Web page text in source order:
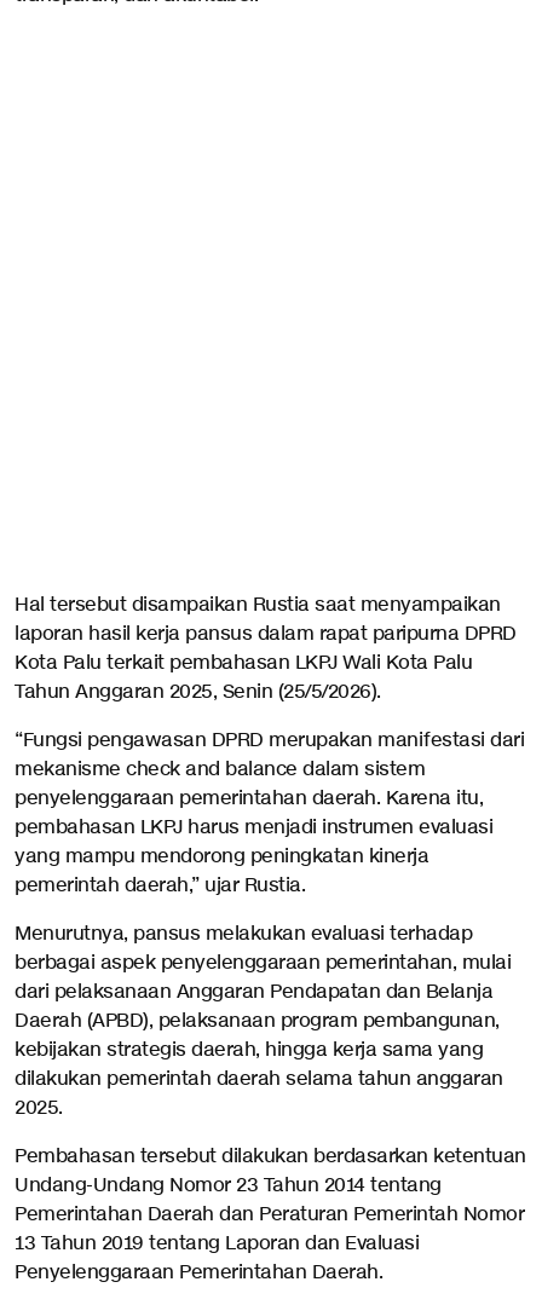
Hal tersebut disampaikan Rustia saat menyampaikan
laporan hasil kerja pansus dalam rapat paripurna DPRD
Kota Palu terkait pembahasan LKPJ Wali Kota Palu
Tahun Anggaran 2025, Senin (25/5/2026).
“Fungsi pengawasan DPRD merupakan manifestasi dari
mekanisme check and balance dalam sistem
penyelenggaraan pemerintahan daerah. Karena itu,
pembahasan LKPJ harus menjadi instrumen evaluasi
yang mampu mendorong peningkatan kinerja
pemerintah daerah,” ujar Rustia.
Menurutnya, pansus melakukan evaluasi terhadap
berbagai aspek penyelenggaraan pemerintahan, mulai
dari pelaksanaan Anggaran Pendapatan dan Belanja
Daerah (APBD), pelaksanaan program pembangunan,
kebijakan strategis daerah, hingga kerja sama yang
dilakukan pemerintah daerah selama tahun anggaran
2025.
Pembahasan tersebut dilakukan berdasarkan ketentuan
Undang-Undang Nomor 23 Tahun 2014 tentang
Pemerintahan Daerah dan Peraturan Pemerintah Nomor
13 Tahun 2019 tentang Laporan dan Evaluasi
Penyelenggaraan Pemerintahan Daerah.